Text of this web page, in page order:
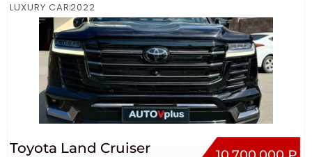
LUXURY CAR2022
Toyota Land Cruiser